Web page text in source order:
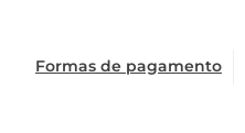
Formas de pagamento